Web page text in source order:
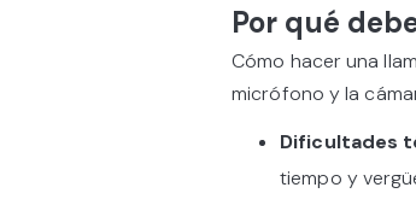
Por qué
Cómo hacer una
micrófono y la
Dificultades
tiempo y